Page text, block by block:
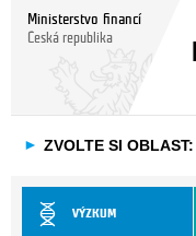
Ministerstvo financí
Česká republika
► ZVOLTE SI OBLAST:
VÝZKUM